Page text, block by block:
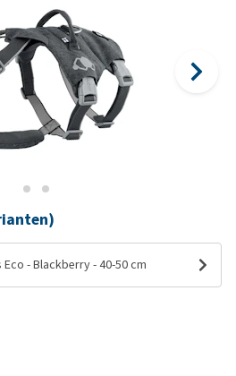
- Blackberry - 40-50 cm